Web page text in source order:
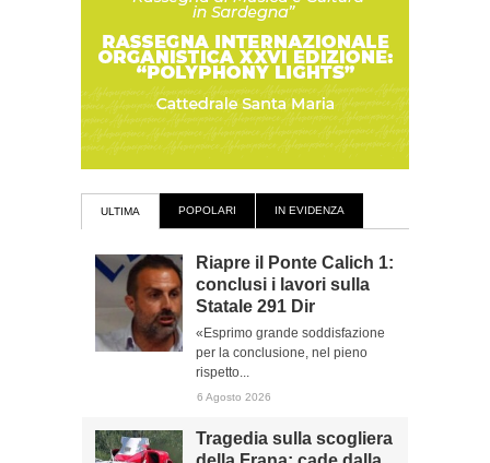
ULTIMA POPOLARI IN EVIDENZA
Riapre il Ponte Calich 1:
conclusi i lavori sulla
Statale 291 Dir
«Esprimo grande soddisfazione
per la conclusione, nel pieno
rispetto...
6 Agosto 2026
Tragedia sulla scogliera